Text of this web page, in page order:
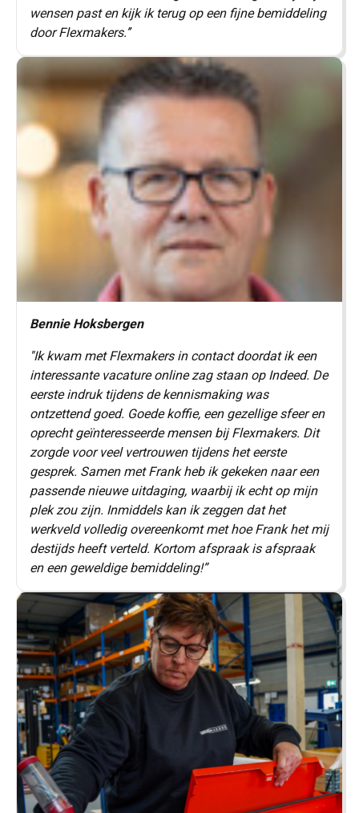
wensen past en kijk ik terug op een fijne bemiddeling
door Flexmakers.’’
Bennie Hoksbergen
''Ik kwam met Flexmakers in contact doordat ik een
interessante vacature online zag staan op Indeed. De
eerste indruk tijdens de kennismaking was
ontzettend goed. Goede koffie, een gezellige sfeer en
oprecht geïnteresseerde mensen bij Flexmakers. Dit
zorgde voor veel vertrouwen tijdens het eerste
gesprek. Samen met Frank heb ik gekeken naar een
passende nieuwe uitdaging, waarbij ik echt op mijn
plek zou zijn. Inmiddels kan ik zeggen dat het
werkveld volledig overeenkomt met hoe Frank het mij
destijds heeft verteld. Kortom afspraak is afspraak
en een geweldige bemiddeling!”